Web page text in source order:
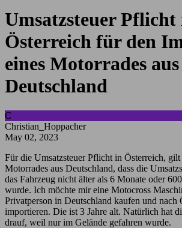
Umsatzsteuer Pflicht
Österreich für den
eines Motorrades aus
Deutschland
C
Christian_Hoppacher
May 02, 2023
Für die Umsatzsteuer Pflicht in Österreich,
Motorrades aus Deutschland, dass die
das Fahrzeug nicht älter als 6 Monate oder
wurde. Ich möchte mir eine Motocross
Privatperson in Deutschland kaufen und nach
importieren. Die ist 3 Jahre alt. Natürlich hat
drauf, weil nur im Gelände gefahren wurde.